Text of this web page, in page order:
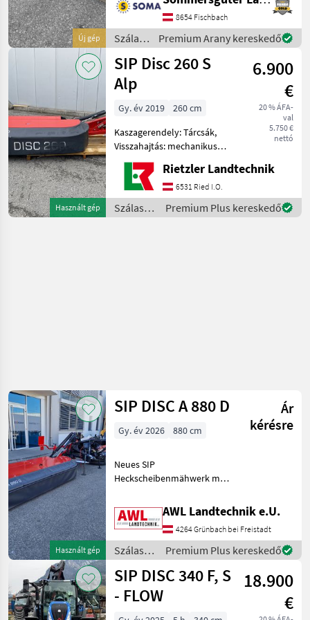
Új gép
Alpinversion, nur 590 kg -
Anbau Kat I und II -7
Mähscheiben -hydr.
Klappung, Entlastung per
Feder
8654 Fischbach
Szálastakarmány
betakarítók
/ SIP
Premium Arany kereskedő
Használt gép
SIP Disc 260 S
Alp
6.900
€
20 % ÁFA-
val
5.750 €
nettó
Gy. év 2019
260 cm
Kaszagerendely: Tárcsák,
Visszahajtás: mechanikus
visszahajtás, Bozótvágó,
kés gyorskioldója, külső
védőburkolat,
ütközésvédelem, késdoboz,
mechanikus / hidraulikus
Rietzler Landtechnik
6531 Ried I.O.
Szálastakarmány
betakarítók
Premium Plus kereskedő
Használt gép
SIP DISC A 880 D
Ár
kérésre
Gy. év 2026 880 cm
Neues SIP
Heckscheibenmähwerk mit
geringer Leistungsbedarf,
geringes Eigengewicht,
perfektes Mähbild, perfekte
Bodenanpassung, robuste
Bauweise.
AWL Landtechnik e.U.
4264 Grünbach bei Freistadt
Szálastakarmány
betakarítók
/ SIP
Premium Plus kereskedő
SIP DISC 340 F, S
- FLOW
18.900
€